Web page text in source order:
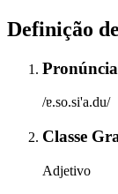
Definição de
Pronúncia
/ɐ.so.si'a.du/
Classe
Adjetivo